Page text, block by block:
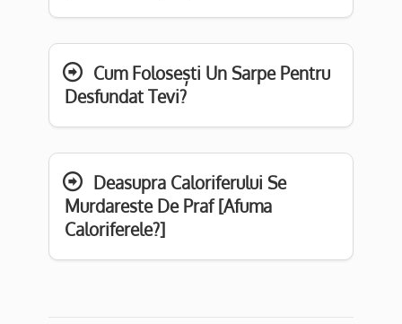
Cum Folosești Un Sarpe Pentru
Desfundat Tevi?
Deasupra Caloriferului Se
Murdareste De Praf [Afuma
Caloriferele?]